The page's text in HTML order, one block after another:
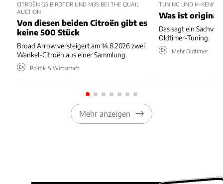
CITROËN GS BIROTOR UND M35 BEI THE QUAIL
AUCTION
Von diesen beiden Citroën gibt es
keine 500 Stück
Broad Arrow versteigert am 14.8.2026 zwei
Wankel-Citroën aus einer Sammlung.
Politik & Wirtschaft
TUNING UND H-
Was ist original
Das sagt ein
Oldtimer-Tuning.
Mehr Oldtimer
Mehr anzeigen